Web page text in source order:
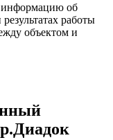
информацию об
работы
объектом и